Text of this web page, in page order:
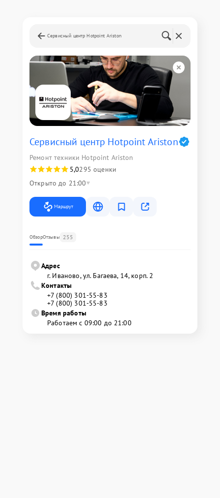
Сервисный центр Hotpoint Ariston
Сервисный центр Hotpoint Ariston
Ремонт техники Hotpoint Ariston
5,0295 оценки
Открыто до 21:00
Маршрут
ОбзорОтзывы 255
Адрес
г. Иваново, ул. Багаева, 14, корп. 2
Контакты
+7 (800) 301-55-83
+7 (800) 301-55-83
Время работы
Работаем с 09:00 до 21:00